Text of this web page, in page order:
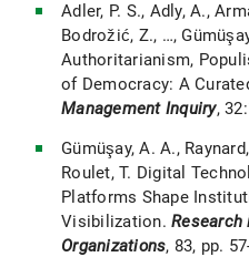
Adler, P. S., Adly, A.,
Bodrožić, Z., …,
Authoritarianism,
of Democracy: A
Management Inquiry,
Gümüşay, A. A.,
Roulet, T. Digital
Platforms Shape
Visibilization. Research
Organizations, 83, pp.